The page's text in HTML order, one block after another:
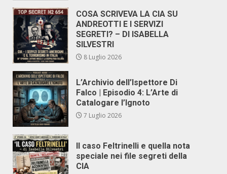
COSA SCRIVEVA LA CIA SU
ANDREOTTI E I SERVIZI
SEGRETI? – DI ISABELLA
SILVESTRI
8 Luglio 2026
L’Archivio dell’Ispettore Di
Falco | Episodio 4: L’Arte di
Catalogare l’Ignoto
7 Luglio 2026
Il caso Feltrinelli e quella nota
speciale nei file segreti della
CIA